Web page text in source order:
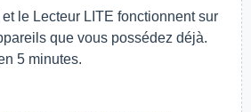
le Lecteur LITE fonctionnent sur
que vous possédez déjà.
5 minutes.